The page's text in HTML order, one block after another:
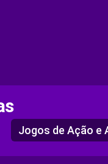
Jogos de Ação e